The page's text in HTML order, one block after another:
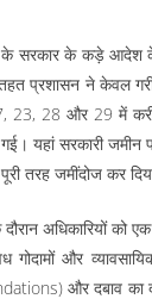
के कड़े आदेश के
ने केवल गरीब
23, 28 और 29 में
गई। यहां सरकारी
तरह जमींदोज कर
के दौरान अधिकारियों
और
और दबाव का